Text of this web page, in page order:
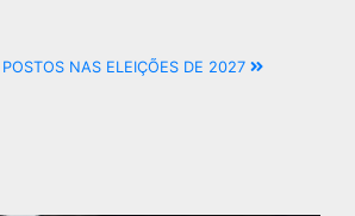
NAS ELEIÇÕES DE 2027